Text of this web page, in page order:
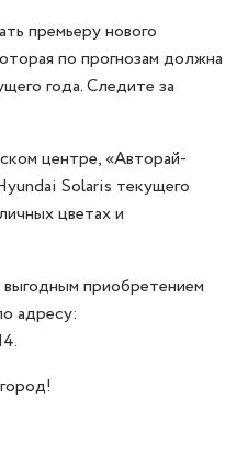
премьеру нового
по прогнозам должна
года. Следите за
центре, «Авторай-
Solaris текущего
цветах и
приобретением
адресу: